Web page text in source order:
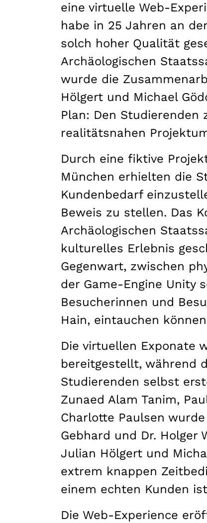
eine virtuelle Web-
habe in 25 Jahren an
solch hoher Qualität
Archäologischen
wurde die
Hölgert und Michael
Plan: Den Studierenden
realitätsnahen
Durch eine fiktive
München erhielten die
Kundenbedarf
Beweis zu stellen. Das
Archäologischen
kulturelles Erlebnis
Gegenwart, zwischen
der Game-Engine Unity
Besucherinnen und
Hain, eintauchen
Die virtuellen Exponate
bereitgestellt, während
Studierenden selbst
Zunaed Alam Tanim,
Charlotte Paulsen
Gebhard und Dr. Holger
Julian Hölgert und
extrem knappen
einem echten Kunden
Die Web-Experience